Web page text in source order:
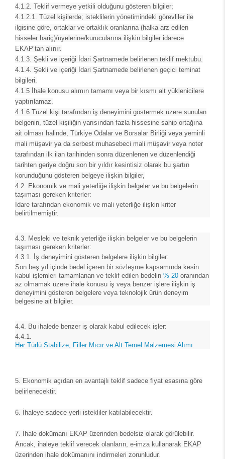
4.1.2. Teklif vermeye yetkili olduğunu gösteren bilgiler;
4.1.2.1. Tüzel kişilerde; isteklilerin yönetimindeki görevliler ile
ilgisine göre, ortaklar ve ortaklık oranlarına (halka arz edilen
hisseler hariç)/üyelerine/kurucularına ilişkin bilgiler idarece
EKAP’tan alınır.
4.1.3. Şekli ve içeriği İdari Şartnamede belirlenen teklif mektubu.
4.1.4. Şekli ve içeriği İdari Şartnamede belirlenen geçici teminat
bilgileri.
4.1.5 İhale konusu alımın tamamı veya bir kısmı alt yüklenicilere
yaptırılamaz.
4.1.6 Tüzel kişi tarafından iş deneyimini göstermek üzere sunulan
belgenin, tüzel kişiliğin yarısından fazla hissesine sahip ortağına
ait olması halinde, Türkiye Odalar ve Borsalar Birliği veya yeminli
mali müşavir ya da serbest muhasebeci mali müşavir veya noter
tarafından ilk ilan tarihinden sonra düzenlenen ve düzenlendiği
tarihten geriye doğru son bir yıldır kesintisiz olarak bu şartın
korunduğunu gösteren belgeye ilişkin bilgiler,
4.2. Ekonomik ve mali yeterliğe ilişkin belgeler ve bu belgelerin
taşıması gereken kriterler:
İdare tarafından ekonomik ve mali yeterliğe ilişkin kriter
belirtilmemiştir.
4.3. Mesleki ve teknik yeterliğe ilişkin belgeler ve bu belgelerin
taşıması gereken kriterler:
4.3.1. İş deneyimini gösteren belgelere ilişkin bilgiler:
Son beş yıl içinde bedel içeren bir sözleşme kapsamında kesin
kabul işlemleri tamamlanan ve teklif edilen bedelin % 20 oranından
az olmamak üzere ihale konusu iş veya benzer işlere ilişkin iş
deneyimini gösteren belgelere veya teknolojik ürün deneyim
belgesine ait bilgiler.
4.4. Bu ihalede benzer iş olarak kabul edilecek işler:
4.4.1.
Her Türlü Stabilize, Filler Mıcır ve Alt Temel Malzemesi Alımı.
5. Ekonomik açıdan en avantajlı teklif sadece fiyat esasına göre
belirlenecektir.
6. İhaleye sadece yerli istekliler katılabilecektir.
7. İhale dokümanı EKAP üzerinden bedelsiz olarak görülebilir.
Ancak, ihaleye teklif verecek olanların, e-imza kullanarak EKAP
üzerinden ihale dokümanını indirmeleri zorunludur.